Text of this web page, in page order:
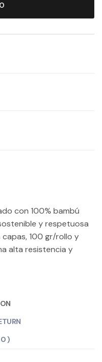
con 100% bambú
y respetuosa
100 gr/rollo y
alta resistencia y
0 )